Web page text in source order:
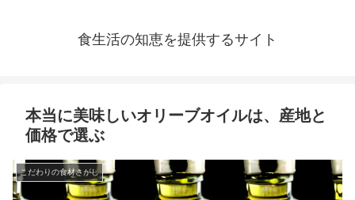
食生活の知恵を提供するサイト
本当に美味しいオリーブオイルは、産地と
価格で選ぶ
こだわりの食材さがし